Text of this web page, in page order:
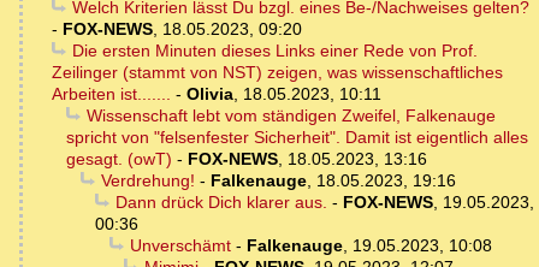
Welch Kriterien lässt Du bzgl. eines Be-/Nachweises gelten?
- FOX-NEWS 18.05.2023, 09:20
Die ersten Minuten dieses Links einer Rede von Prof.
Zeilinger (stammt von NST) zeigen, was wissenschaftliches
Arbeiten ist.......
- Olivia 18.05.2023, 10:11
Wissenschaft lebt vom ständigen Zweifel, Falkenauge
spricht von "felsenfester Sicherheit". Damit ist eigentlich alles
gesagt. (owT) - FOX-NEWS 18.05.2023, 13:16
Verdrehung! - Falkenauge, 18.05.2023, 19:16
Dann drück Dich klarer aus. - FOX-NEWS, 19.05.2023,
00:36
Unverschämt- Falkenauge, 19.05.2023, 10:08